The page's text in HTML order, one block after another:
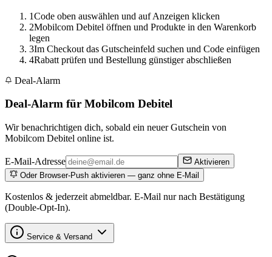
1Code oben auswählen und auf Anzeigen klicken
2Mobilcom Debitel öffnen und Produkte in den Warenkorb
legen
3Im Checkout das Gutscheinfeld suchen und Code einfügen
4Rabatt prüfen und Bestellung günstiger abschließen
Deal-Alarm
Deal-Alarm für Mobilcom Debitel
Wir benachrichtigen dich, sobald ein neuer Gutschein von
Mobilcom Debitel online ist.
E-Mail-Adresse
Aktivieren
Oder Browser-Push aktivieren — ganz ohne E-Mail
Kostenlos & jederzeit abmeldbar. E-Mail nur nach Bestätigung
(Double-Opt-In).
Service & Versand